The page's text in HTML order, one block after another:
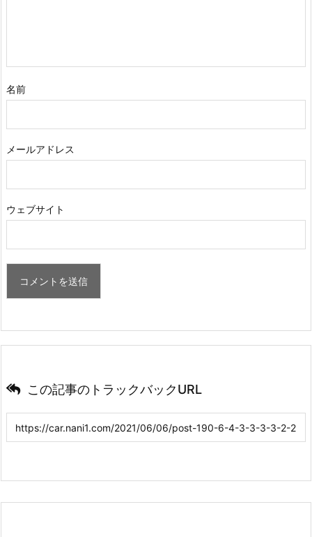
名前
メールアドレス
ウェブサイト
この記事のトラックバックURL